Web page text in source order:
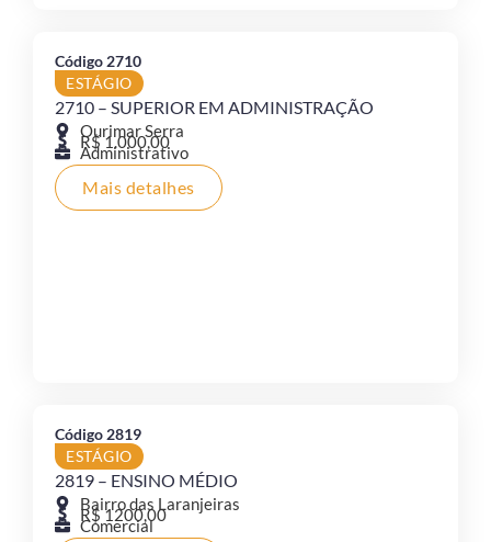
Código 2710
ESTÁGIO
2710 – SUPERIOR EM ADMINISTRAÇÃO
Ourimar Serra
R$ 1.000,00
Administrativo
Mais detalhes
Código 2819
ESTÁGIO
2819 – ENSINO MÉDIO
Bairro das Laranjeiras
R$ 1200,00
Comercial